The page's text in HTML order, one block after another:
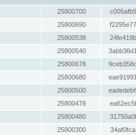
25800700
25800690
25800538
25800540
25800678
25800680
25800500
25800478
25800480
25800300